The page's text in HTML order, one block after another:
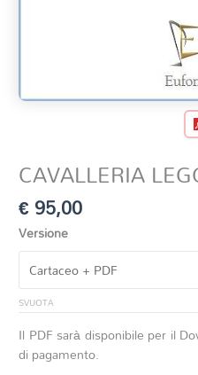
CAVALLERIA
€95,00
Versione
SVUOTA
Il PDF sarà disponibile per il
di pagamento.